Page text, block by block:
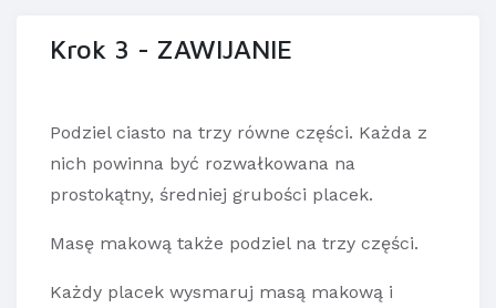
Krok 3 - ZAWIJANIE
Podziel ciasto na trzy równe części. Każda z
nich powinna być rozwałkowana na
prostokątny, średniej grubości placek.
Masę makową także podziel na trzy części.
Każdy placek wysmaruj masą makową i